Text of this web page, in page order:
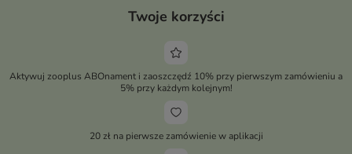
Twoje korzyści
Aktywuj zooplus ABOnament i zaoszczędź 10% przy pierwszym zamówieniu a
5% przy każdym kolejnym!
20 zł na pierwsze zamówienie w aplikacji